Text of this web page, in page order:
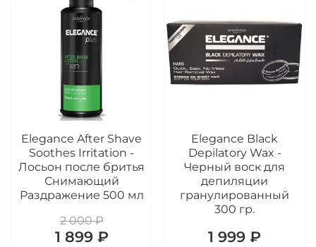
Elegance After Shave
Soothes Irritation -
Лосьон после бритья
Снимающий
Раздражение 500 мл
2 000 ₽
1 899 ₽
Elegance Black
Depilatory Wax -
Черный воск для
депиляции
гранулированный
300 гр.
1 999 ₽